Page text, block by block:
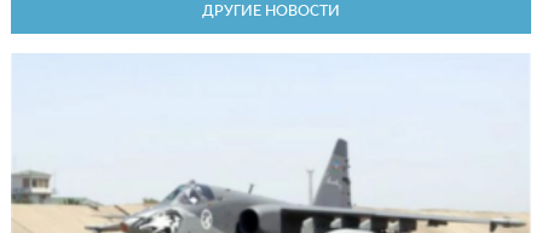
ДРУГИЕ НОВОСТИ